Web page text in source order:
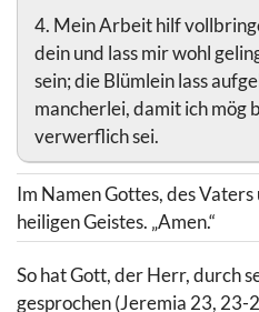
4. Mein Arbeit hilf
dein und lass mir wohl
sein; die Blümlein lass
mancherlei, damit ich mög
verwerflich sei.
Im Namen Gottes, des Vaters
heiligen Geistes. „Amen.“
So hat Gott, der Herr, durch
gesprochen (Jeremia 23, 23-